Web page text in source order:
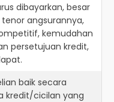
dibayarkan, besar
angsurannya,
kemudahan
persetujuan kredit,
baik secara
kredit/cicilan yang